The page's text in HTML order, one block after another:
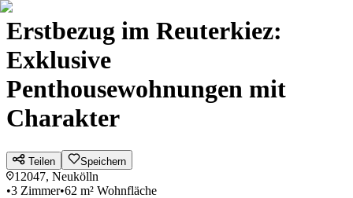
Erstbezug im Reuterkiez:
Exklusive
Penthousewohnungen mit
Charakter
Teilen Speichern
12047, Neukölln
•3 Zimmer•62 m² Wohnfläche